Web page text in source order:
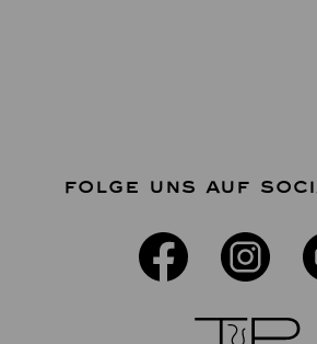
FOLGE UNS AUF